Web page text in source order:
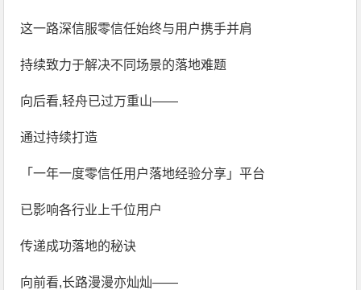
这一路深信服零信任始终与用户携手并肩
持续致力于解决不同场景的落地难题
向后看,轻舟已过万重山——
通过持续打造
「一年一度零信任用户落地经验分享」平台
已影响各行业上千位用户
传递成功落地的秘诀
向前看,长路漫漫亦灿灿——